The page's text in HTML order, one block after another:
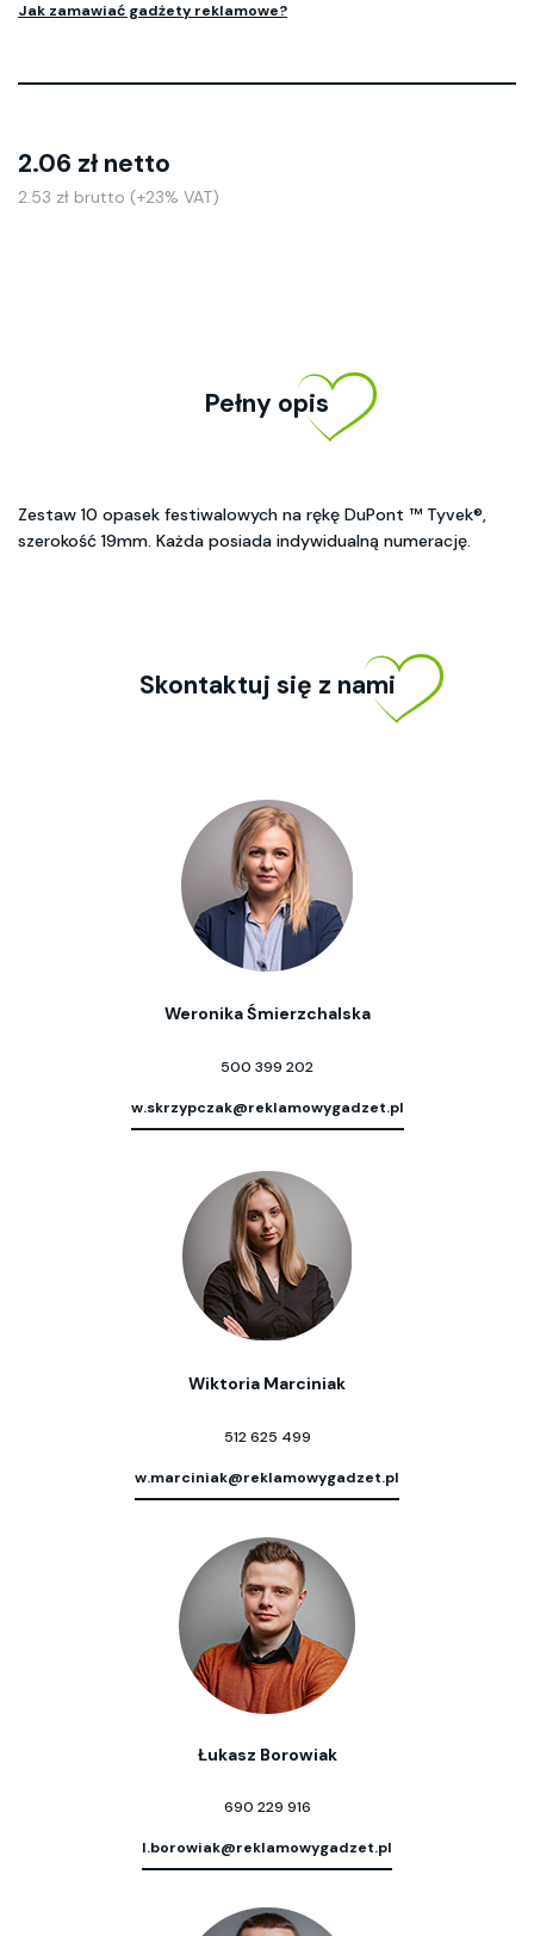
Jak zamawiać gadżety reklamowe?
2.06 zł netto
2.53 zł brutto (+23% VAT)
Pełny opis
Zestaw 10 opasek festiwalowych na rękę DuPont ™ Tyvek®,
szerokość 19mm. Każda posiada indywidualną numerację.
Skontaktuj się z nami
Weronika Śmierzchalska
500 399 202
w.skrzypczak@reklamowygadzet.pl
Wiktoria Marciniak
512 625 499
w.marciniak@reklamowygadzet.pl
Łukasz Borowiak
690 229 916
l.borowiak@reklamowygadzet.pl